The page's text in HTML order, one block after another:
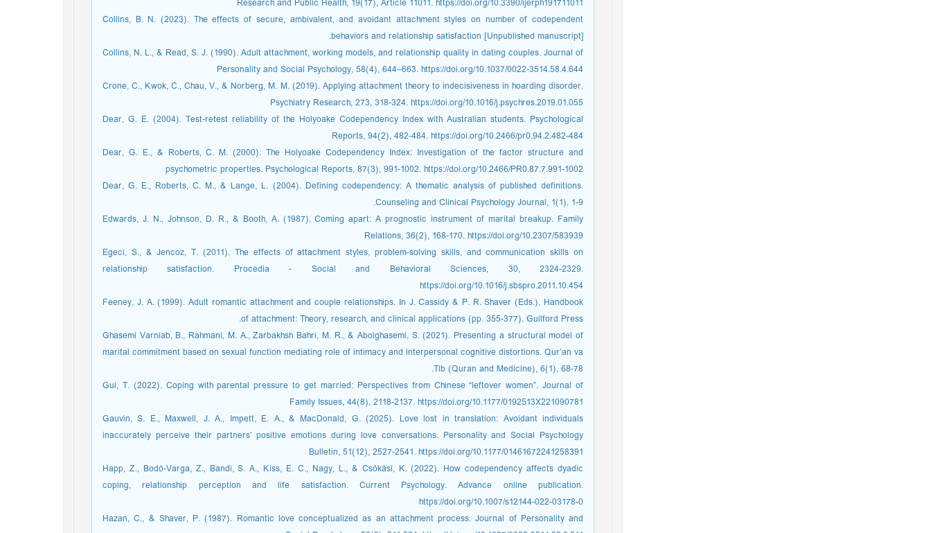
Research and Public Health, 19(17), Article 11011. https://doi.org/10.3390/ijerph191711011
Collins, B. N. (2023). The effects of secure, ambivalent, and avoidant attachment styles on number of codependent
behaviors and relationship satisfaction [Unpublished manuscript].
Collins, N. L., & Read, S. J. (1990). Adult attachment, working models, and relationship quality in dating couples. Journal of
Personality and Social Psychology, 58(4), 644–663. https://doi.org/10.1037/0022-3514.58.4.644
Crone, C., Kwok, C., Chau, V., & Norberg, M. M. (2019). Applying attachment theory to indecisiveness in hoarding disorder.
Psychiatry Research, 273, 318-324. https://doi.org/10.1016/j.psychres.2019.01.055
Dear, G. E. (2004). Test-retest reliability of the Holyoake Codependency Index with Australian students. Psychological
Reports, 94(2), 482-484. https://doi.org/10.2466/pr0.94.2.482-484
Dear, G. E., & Roberts, C. M. (2000). The Holyoake Codependency Index: Investigation of the factor structure and
psychometric properties. Psychological Reports, 87(3), 991-1002. https://doi.org/10.2466/PR0.87.7.991-1002
Dear, G. E., Roberts, C. M., & Lange, L. (2004). Defining codependency: A thematic analysis of published definitions.
Counseling and Clinical Psychology Journal, 1(1), 1-9.
Edwards, J. N., Johnson, D. R., & Booth, A. (1987). Coming apart: A prognostic instrument of marital breakup. Family
Relations, 36(2), 168-170. https://doi.org/10.2307/583939
Egeci, S., & Jencoz, T. (2011). The effects of attachment styles, problem-solving skills, and communication skills on
relationship satisfaction. Procedia - Social and Behavioral Sciences, 30, 2324-2329.
https://doi.org/10.1016/j.sbspro.2011.10.454
Feeney, J. A. (1999). Adult romantic attachment and couple relationships. In J. Cassidy & P. R. Shaver (Eds.), Handbook
of attachment: Theory, research, and clinical applications (pp. 355-377). Guilford Press.
Ghasemi Varniab, B., Rahmani, M. A., Zarbakhsh Bahri, M. R., & Abolghasemi, S. (2021). Presenting a structural model of
marital commitment based on sexual function mediating role of intimacy and interpersonal cognitive distortions. Qur’an va
Tib (Quran and Medicine), 6(1), 68-78.
Gui, T. (2022). Coping with parental pressure to get married: Perspectives from Chinese “leftover women”. Journal of
Family Issues, 44(8), 2118-2137. https://doi.org/10.1177/0192513X221090781
Gauvin, S. E., Maxwell, J. A., Impett, E. A., & MacDonald, G. (2025). Love lost in translation: Avoidant individuals
inaccurately perceive their partners’ positive emotions during love conversations. Personality and Social Psychology
Bulletin, 51(12), 2527-2541. https://doi.org/10.1177/01461672241258391
Happ, Z., Bodó-Varga, Z., Bandi, S. A., Kiss, E. C., Nagy, L., & Csókási, K. (2022). How codependency affects dyadic
coping, relationship perception and life satisfaction. Current Psychology. Advance online publication.
https://doi.org/10.1007/s12144-022-03178-0
Hazan, C., & Shaver, P. (1987). Romantic love conceptualized as an attachment process. Journal of Personality and